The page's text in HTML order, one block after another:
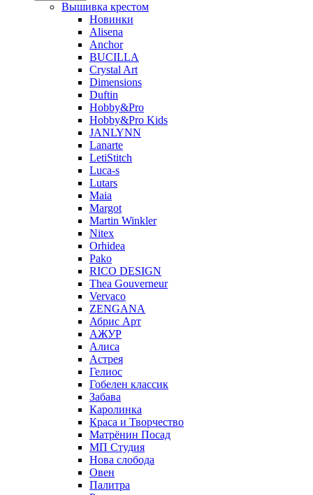
Вышивка крестом
Новинки
Alisena
Anchor
BUCILLA
Crystal Art
Dimensions
Duftin
Hobby&Pro
Hobby&Pro Kids
JANLYNN
Lanarte
LetiStitch
Luca-s
Lutars
Maia
Margot
Martin Winkler
Nitex
Orhidea
Pako
RICO DESIGN
Thea Gouverneur
Vervaco
ZENGANA
Абрис Арт
АЖУР
Алиса
Астрея
Гелиос
Гобелен классик
Забава
Каролинка
Краса и Творчество
Матрёнин Посад
МП Студия
Нова слобода
Овен
Палитра